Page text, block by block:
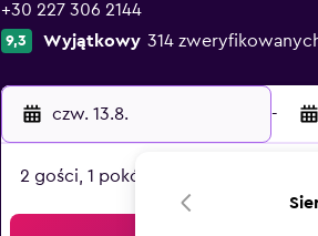
+30 227 306 2144
9,3 Wyjątkowy 314
czw. 13.8. -
2 gości, 1 pokój